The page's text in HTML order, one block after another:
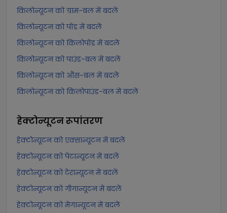
किलोन्यूटन को ग्राम-बल में बदलें
किलोन्यूटन को पोंड में बदलें
किलोन्यूटन को किलोपोंड में बदलें
किलोन्यूटन को पाउंड-बल में बदलें
किलोन्यूटन को औंस-बल में बदलें
किलोन्यूटन को किलोपाउंड-बल में बदलें
हेक्टोन्यूटनरूपांतरण
हेक्टोन्यूटन को एक्सान्यूटन में बदलें
हेक्टोन्यूटन को पेटान्यूटन में बदलें
हेक्टोन्यूटन को टेरान्यूटन में बदलें
हेक्टोन्यूटन को गीगान्यूटन में बदलें
हेक्टोन्यूटन को मेगान्यूटन में बदलें